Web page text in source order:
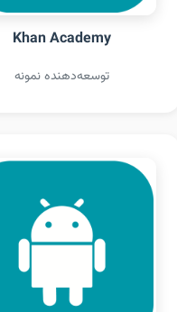
Khan Academy
توسعه‌دهنده نمونه